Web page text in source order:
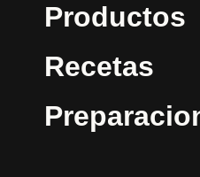
Productos
Recetas